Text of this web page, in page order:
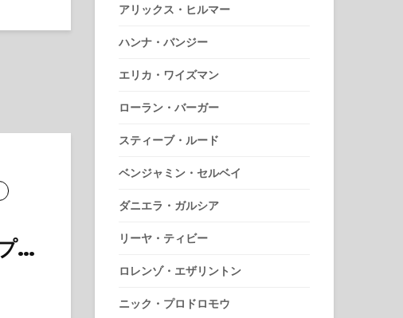
モンスターマッシュアップ（水彩＆Photoshop）
アリックス・ヒルマー
ハンナ・バンジー
エリカ・ワイズマン
ローラン・バーガー
スティーブ・ルード
ベンジャミン・セルベイ
ダニエラ・ガルシア
リーヤ・ティビー
ロレンゾ・エザリントン
ニック・プロドロモウ